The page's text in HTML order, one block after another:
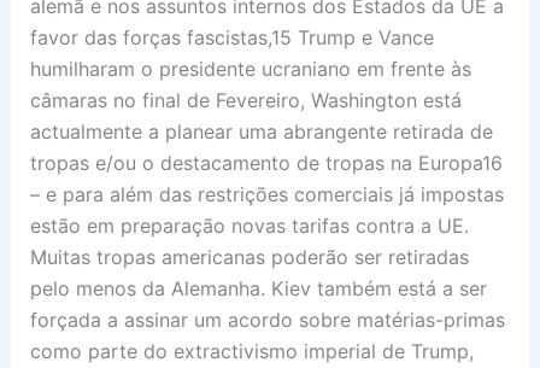
alemã e nos assuntos internos dos Estados da UE a
favor das forças fascistas,15 Trump e Vance
humilharam o presidente ucraniano em frente às
câmaras no final de Fevereiro, Washington está
actualmente a planear uma abrangente retirada de
tropas e/ou o destacamento de tropas na Europa16
– e para além das restrições comerciais já impostas
estão em preparação novas tarifas contra a UE.
Muitas tropas americanas poderão ser retiradas
pelo menos da Alemanha. Kiev também está a ser
forçada a assinar um acordo sobre matérias-primas
como parte do extractivismo imperial de Trump,